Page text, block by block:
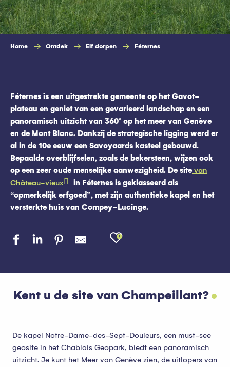
Home Ontdek Elf dorpen Féternes
Féternes is een uitgestrekte gemeente op het Gavot-
plateau en geniet van een gevarieerd landschap en een
panoramisch uitzicht van 360° op het meer van Genève
en de Mont Blanc. Dankzij de strategische ligging werd er
al in de 10e eeuw een Savoyaards kasteel gebouwd.
Bepaalde overblijfselen, zoals de bekersteen, wijzen ook
op een zeer oude menselijke aanwezigheid. De site van
Château-vieux
in Féternes is geklasseerd als
“opmerkelijk erfgoed”, met zijn authentieke kapel en het
versterkte huis van Compey-Lucinge.
Ajouter aux
Kent u de site van Champeillant?
De kapel Notre-Dame-des-Sept-Douleurs, een must-see
geosite in het Chablais Geopark, biedt een panoramisch
uitzicht. Je kunt het Meer van Genève zien, de uitlopers van